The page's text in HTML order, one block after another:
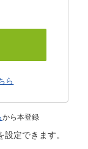
ら
から本登録
定できます。